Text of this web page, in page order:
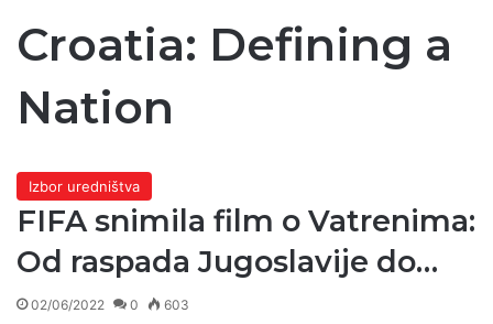
Croatia: Defining a
Nation
Izbor uredništva
FIFA snimila film o Vatrenima:
Od raspada Jugoslavije do…
02/06/2022 0 603